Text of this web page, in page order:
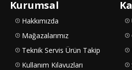
Kurumsal
Hakkımızda
Mağazalarımız
Teknik Servis Ürün Takip
Kullanım Kılavuzları